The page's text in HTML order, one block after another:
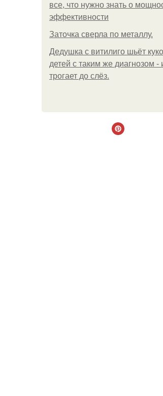
все, что нужно знать о
эффективности
Заточка сверла по металлу.
Дедушка с витилиго шьёт
детей с таким же диагнозом -
трогает до слёз.